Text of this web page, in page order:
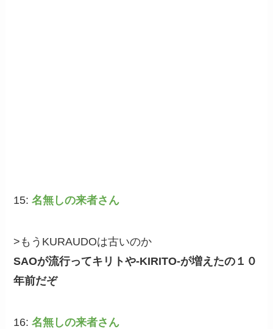
15:名無しの来者さん
>もうKURAUDOは古いのか
SAOが流行ってキリトや-KIRITO-が増えたの１０
年前だぞ
16:名無しの来者さん